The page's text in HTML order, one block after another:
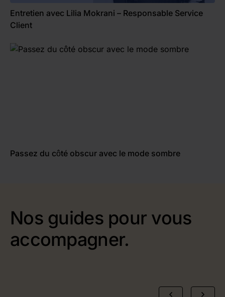
Entretien avec Lilia Mokrani – Responsable Service
Client
Passez du côté obscur avec le mode sombre
Nos guides pour vous
accompagner.